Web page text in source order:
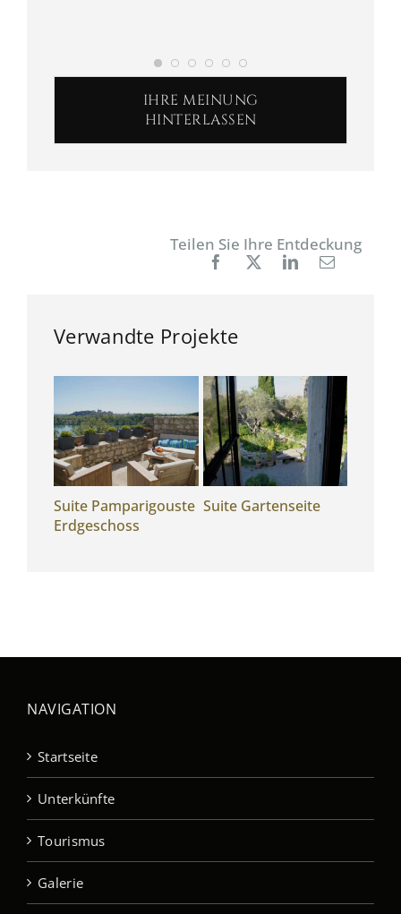
IHRE MEINUNG
HINTERLASSEN
Teilen Sie Ihre Entdeckung
Facebook LinkedIn
E-
Verwandte Projekte
Suite Pamparigouste
Erdgeschoss
Suite Gartenseite
NAVIGATION
Startseite
Unterkünfte
Tourismus
Galerie